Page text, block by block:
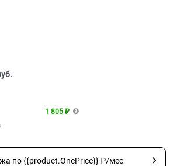
1 805 ₽
по {{product.OnePrice}} ₽/мес